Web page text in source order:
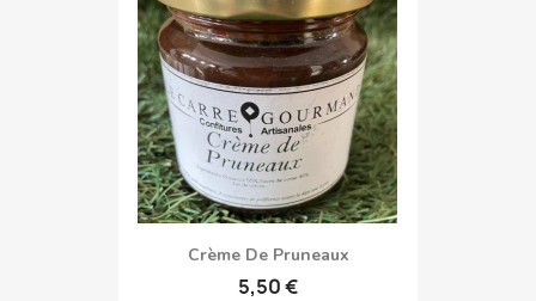
Crème De Pruneaux
5,50 €